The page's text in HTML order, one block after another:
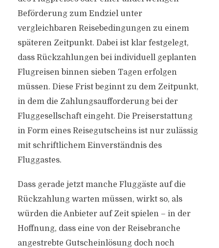
Beförderung zum Endziel unter
vergleichbaren Reisebedingungen zu einem
späteren Zeitpunkt. Dabei ist klar festgelegt,
dass Rückzahlungen bei individuell geplanten
Flugreisen binnen sieben Tagen erfolgen
müssen. Diese Frist beginnt zu dem Zeitpunkt,
in dem die Zahlungsaufforderung bei der
Fluggesellschaft eingeht. Die Preiserstattung
in Form eines Reisegutscheins ist nur zulässig
mit schriftlichem Einverständnis des
Fluggastes.
Dass gerade jetzt manche Fluggäste auf die
Rückzahlung warten müssen, wirkt so, als
würden die Anbieter auf Zeit spielen – in der
Hoffnung, dass eine von der Reisebranche
angestrebte Gutscheinlösung doch noch